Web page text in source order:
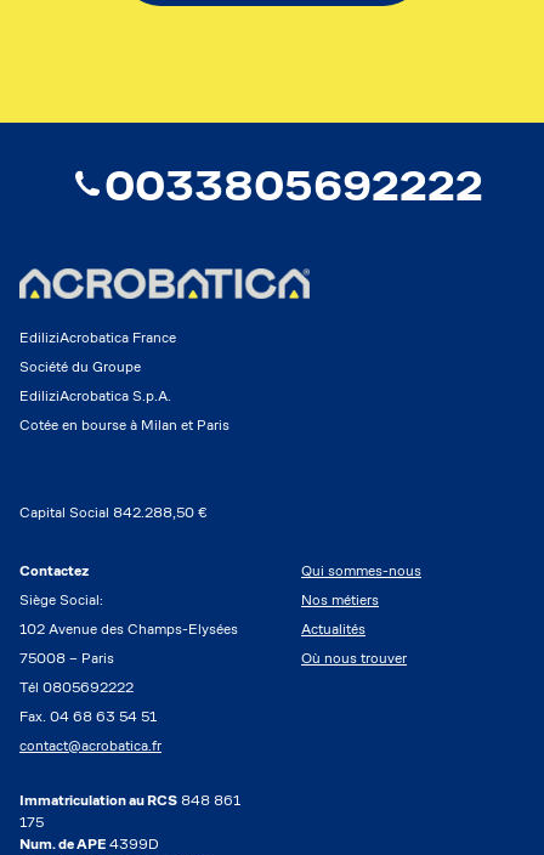
0033805692222
EdiliziAcrobatica France
Société du Groupe
EdiliziAcrobatica S.p.A.
Cotée en bourse à Milan et Paris
Capital Social 842.288,50 €
Contactez
Siège Social:
102 Avenue des Champs-Elysées
75008 – Paris
Tél 0805692222
Fax. 04 68 63 54 51
contact@acrobatica.fr
Qui sommes-nous
Nos métiers
Actualités
Où nous trouver
Immatriculation au RCS 848 861
175
Num. de APE 4399D